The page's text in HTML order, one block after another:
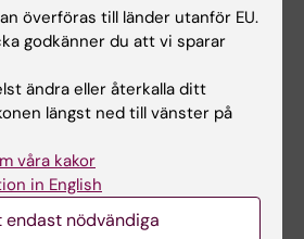
på antagning.se.
i
på den engelska
överföras till länder utanför EU.
godkänner du att vi sparar
ändra eller återkalla ditt
längst ned till vänster på
våra kakor
in English
endast nödvändiga